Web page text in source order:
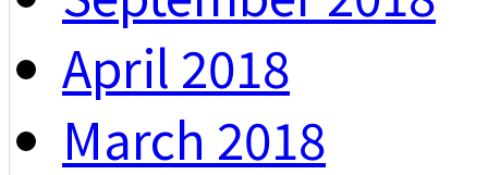
April 2018
March 2018